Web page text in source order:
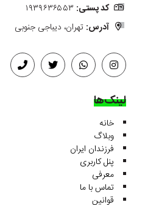
کد پستی: ۱۹۳۹۶۳۶۵۵۳
آدرس: تهران، دیباجی جنوبی
لینک‌ها
خانه
وبلاگ
فرزندان ایران
پنل کاربری
معرفی
تماس با ما
قوانین